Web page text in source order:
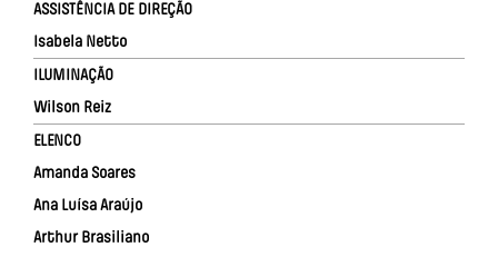
ASSISTÊNCIA DE DIREÇÃO
Isabela Netto
ILUMINAÇÃO
Wilson Reiz
ELENCO
Amanda Soares
Ana Luísa Araújo
Arthur Brasiliano